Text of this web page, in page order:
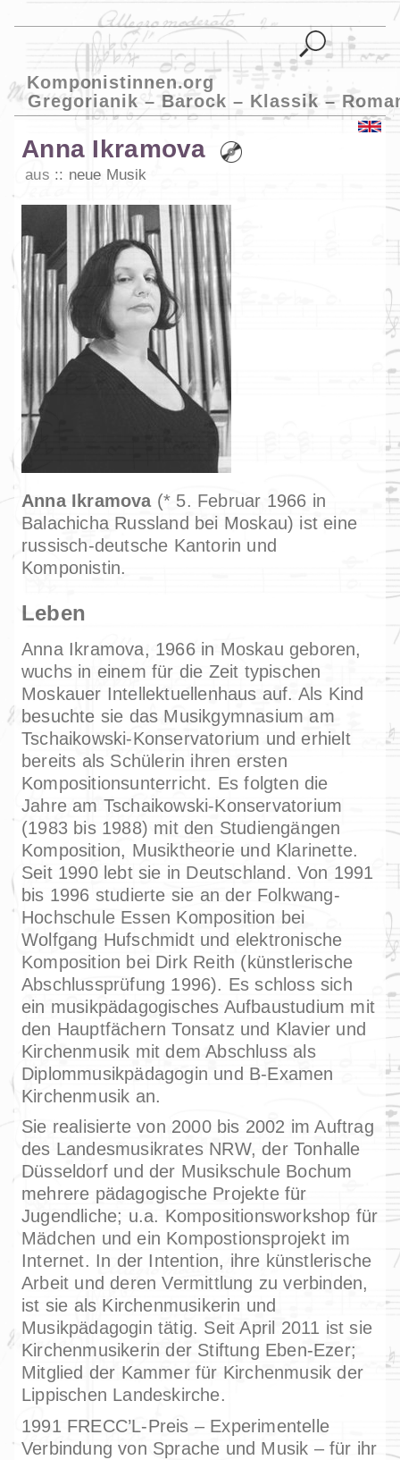
Komponistinnen.org
Gregorianik – Barock – Klassik –
Anna Ikramova
aus neue Musik
Anna Ikramova(* 5. Februar 1966 in
Balachicha Russland bei Moskau) ist eine
russisch-deutsche Kantorin und
Komponistin.
Leben
Anna Ikramova, 1966 in Moskau geboren,
wuchs in einem für die Zeit typischen
Moskauer Intellektuellenhaus auf. Als Kind
besuchte sie das Musikgymnasium am
Tschaikowski-Konservatorium und erhielt
bereits als Schülerin ihren ersten
Kompositionsunterricht. Es folgten die
Jahre am Tschaikowski-Konservatorium
(1983 bis 1988) mit den Studiengängen
Komposition, Musiktheorie und Klarinette.
Seit 1990 lebt sie in Deutschland. Von 1991
bis 1996 studierte sie an der Folkwang-
Hochschule Essen Komposition bei
Wolfgang Hufschmidt und elektronische
Komposition bei Dirk Reith (künstlerische
Abschlussprüfung 1996). Es schloss sich
ein musikpädagogisches Aufbaustudium mit
den Hauptfächern Tonsatz und Klavier und
Kirchenmusik mit dem Abschluss als
Diplommusikpädagogin und B-Examen
Kirchenmusik an.
Sie realisierte von 2000 bis 2002 im Auftrag
des Landesmusikrates NRW, der Tonhalle
Düsseldorf und der Musikschule Bochum
mehrere pädagogische Projekte für
Jugendliche; u.a. Kompositionsworkshop für
Mädchen und ein Kompostionsprojekt im
Internet. In der Intention, ihre künstlerische
Arbeit und deren Vermittlung zu verbinden,
ist sie als Kirchenmusikerin und
Musikpädagogin tätig. Seit April 2011 ist sie
Kirchenmusikerin der Stiftung Eben-Ezer;
Mitglied der Kammer für Kirchenmusik der
Lippischen Landeskirche.
1991 FRECC’L-Preis – Experimentelle
Verbindung von Sprache und Musik – für ihr